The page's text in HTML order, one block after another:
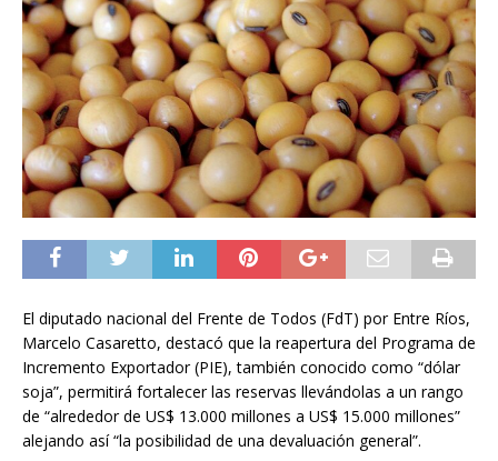
El diputado nacional del Frente de Todos (FdT) por Entre Ríos,
Marcelo Casaretto, destacó que la reapertura del Programa de
Incremento Exportador (PIE), también conocido como “dólar
soja”, permitirá fortalecer las reservas llevándolas a un rango
de “alrededor de US$ 13.000 millones a US$ 15.000 millones”
alejando así “la posibilidad de una devaluación general”.